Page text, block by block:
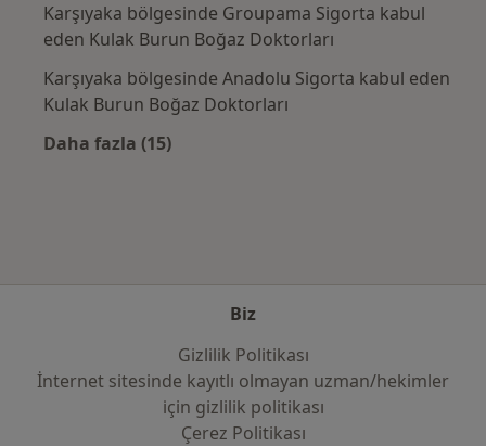
Karşıyaka bölgesinde Groupama Sigorta kabul
eden Kulak Burun Boğaz Doktorları
Karşıyaka bölgesinde Anadolu Sigorta kabul eden
Kulak Burun Boğaz Doktorları
Daha fazla (15)
Biz
Gizlilik Politikası
İnternet sitesinde kayıtlı olmayan uzman/hekimler
i̇çin gizlilik politikası
Çerez Politikası